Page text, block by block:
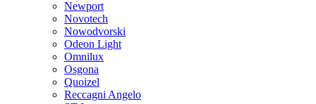
Newport
Novotech
Nowodvorski
Odeon Light
Omnilux
Osgona
Quoizel
Reccagni Angelo